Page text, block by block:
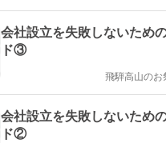
会社設立を失敗しないため
ド③
飛騨高山の
会社設立を失敗しないため
ド②